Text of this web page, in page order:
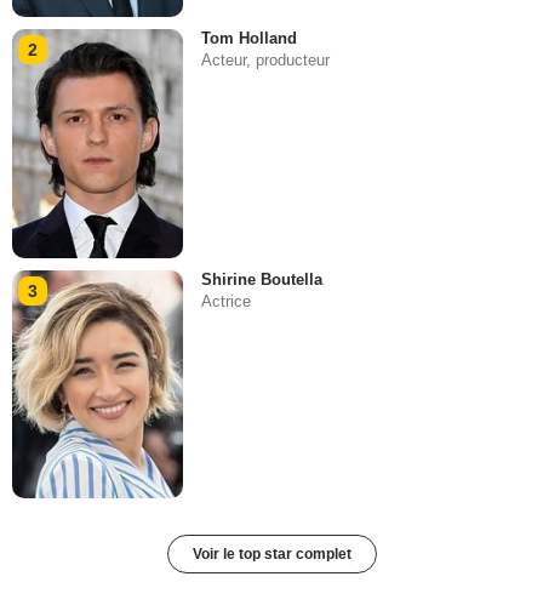
2
Tom Holland
Acteur, producteur
3
Shirine Boutella
Actrice
Voir le top star complet